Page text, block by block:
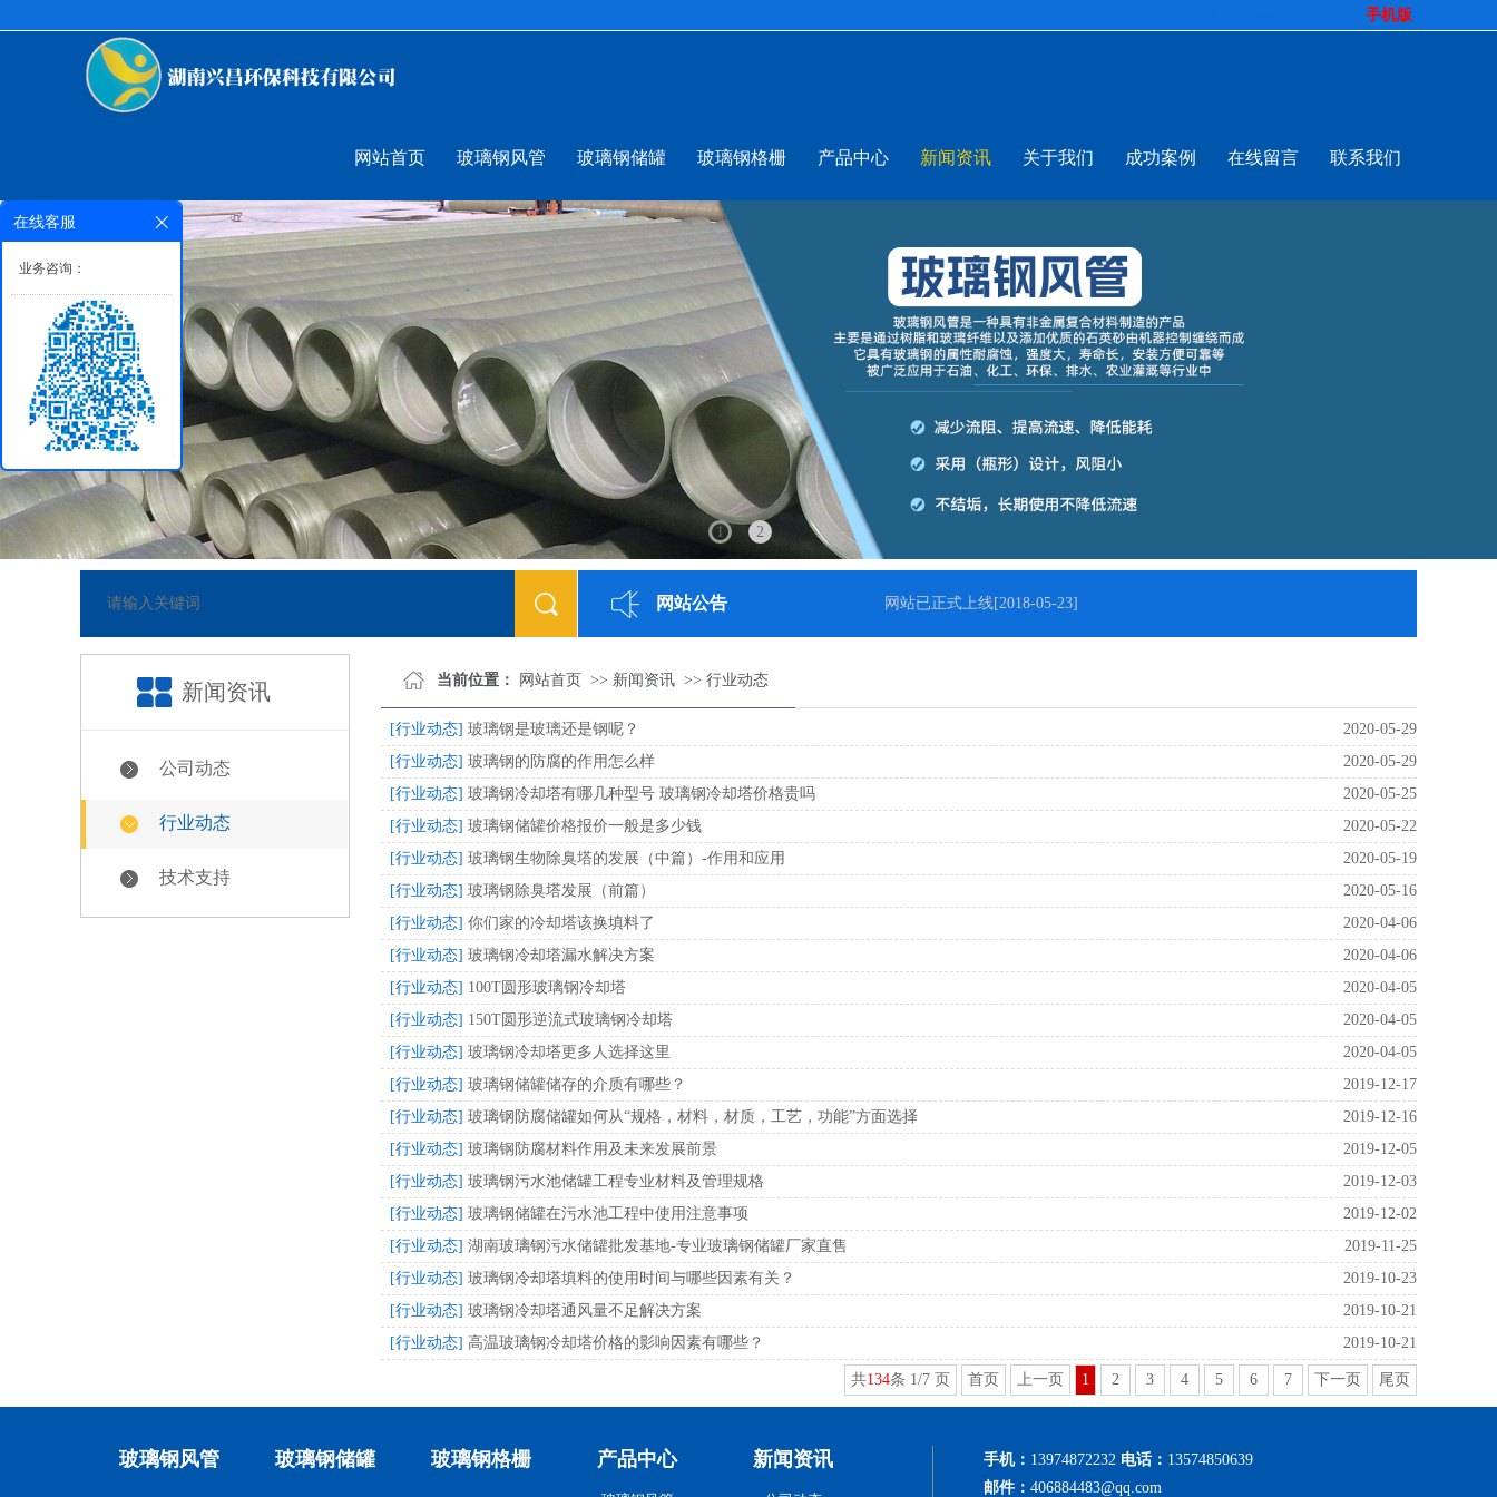
手机版
网站首页 玻璃钢风管 玻璃钢储罐 玻璃钢格栅 产品中心 新闻资讯 关于我们 成功案例 在线留言 联系我们
1 2
网站公告
[2018-05-23] 网站已正式上线[2018-05-23]
新闻资讯
公司动态
行业动态
技术支持
当前位置： 网站首页 >> 新闻资讯 >> 行业动态
2020-05-29
[行业动态] 玻璃钢是玻璃还是钢呢？
2020-05-29
[行业动态] 玻璃钢的防腐的作用怎么样
2020-05-25
[行业动态] 玻璃钢冷却塔有哪几种型号 玻璃钢冷却塔价格贵吗
2020-05-22
[行业动态] 玻璃钢储罐价格报价一般是多少钱
2020-05-19
[行业动态] 玻璃钢生物除臭塔的发展（中篇）-作用和应用
2020-05-16
[行业动态] 玻璃钢除臭塔发展（前篇）
2020-04-06
[行业动态] 你们家的冷却塔该换填料了
2020-04-06
[行业动态] 玻璃钢冷却塔漏水解决方案
2020-04-05
[行业动态] 100T圆形玻璃钢冷却塔
2020-04-05
[行业动态] 150T圆形逆流式玻璃钢冷却塔
2020-04-05
[行业动态] 玻璃钢冷却塔更多人选择这里
2019-12-17
[行业动态] 玻璃钢储罐储存的介质有哪些？
2019-12-16
[行业动态] 玻璃钢防腐储罐如何从“规格，材料，材质，工艺，功能”方面选择
2019-12-05
[行业动态] 玻璃钢防腐材料作用及未来发展前景
2019-12-03
[行业动态] 玻璃钢污水池储罐工程专业材料及管理规格
2019-12-02
[行业动态] 玻璃钢储罐在污水池工程中使用注意事项
2019-11-25
[行业动态] 湖南玻璃钢污水储罐批发基地-专业玻璃钢储罐厂家直售
2019-10-23
[行业动态] 玻璃钢冷却塔填料的使用时间与哪些因素有关？
2019-10-21
[行业动态] 玻璃钢冷却塔通风量不足解决方案
2019-10-21
[行业动态] 高温玻璃钢冷却塔价格的影响因素有哪些？
共134条 1/7 页 首页 上一页 1 2 3 4 5 6 7 下一页 尾页
玻璃钢风管 玻璃钢储罐 玻璃钢格栅 产品中心 新闻资讯 手机： 13974872232 电话： 13574850639
邮件： 406884483@qq.com
在线客服
业务咨询：